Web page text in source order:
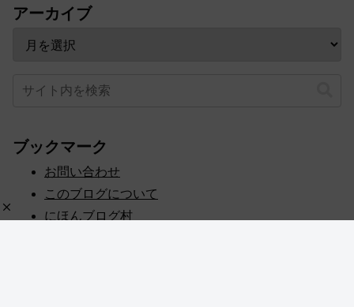
アーカイブ
ブックマーク
お問い合わせ
このブログについて
にほんブログ村